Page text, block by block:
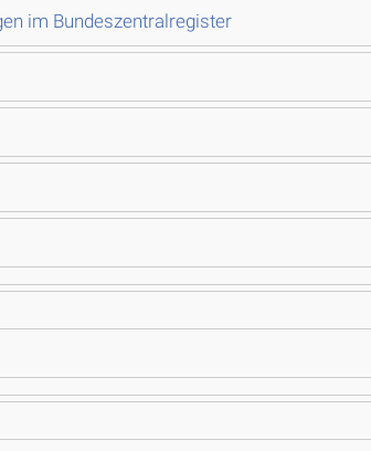
im Bundeszentralregister